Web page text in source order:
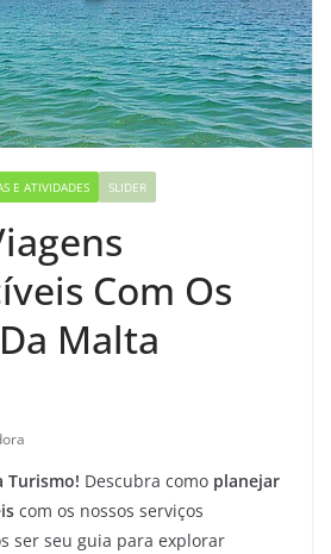
E ATIVIDADES SLIDER
Com Os
Malta
Turismo! Descubra como planejar
com os nossos serviços
ser seu guia para explorar